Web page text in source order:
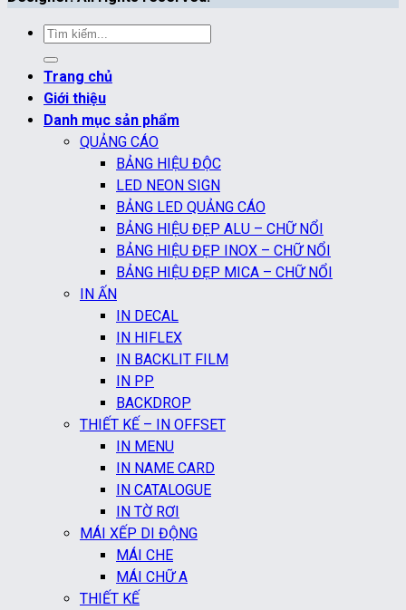
Tìm
kiếm:
Trang chủ
Giới thiệu
Danh mục sản phẩm
QUẢNG CÁO
BẢNG HIỆU ĐỘC
LED NEON SIGN
BẢNG LED QUẢNG CÁO
BẢNG HIỆU ĐẸP ALU – CHỮ NỔI
BẢNG HIỆU ĐẸP INOX – CHỮ NỔI
BẢNG HIỆU ĐẸP MICA – CHỮ NỔI
IN ẤN
IN DECAL
IN HIFLEX
IN BACKLIT FILM
IN PP
BACKDROP
THIẾT KẾ – IN OFFSET
IN MENU
IN NAME CARD
IN CATALOGUE
IN TỜ RƠI
MÁI XẾP DI ĐỘNG
MÁI CHE
MÁI CHỮ A
THIẾT KẾ